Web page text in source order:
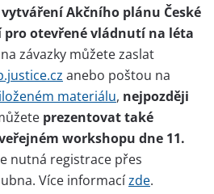
Akčního plánu České
otevřené vládnutí na léta
závazky můžete zaslat
anebo poštou na
materiálu, nejpozději
prezentovat také
workshopu dne 11.
nutná registrace přes
Více informacízde.